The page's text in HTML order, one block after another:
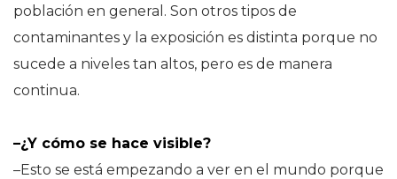
población en general. Son otros tipos de
contaminantes y la exposición es distinta porque no
sucede a niveles tan altos, pero es de manera
continua.
–¿Y cómo se hace visible?
–Esto se está empezando a ver en el mundo porque